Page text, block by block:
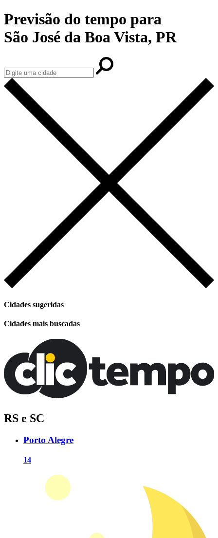
Previsão do tempo para
São José da Boa Vista, PR
Cidades sugeridas
Cidades mais buscadas
RS e SC
Porto Alegre
14